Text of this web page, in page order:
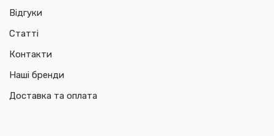
Відгуки
Статті
Контакти
Наші бренди
Доставка та оплата